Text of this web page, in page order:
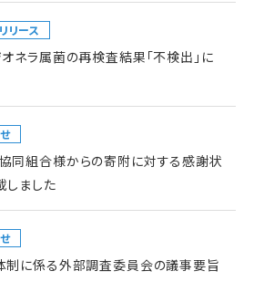
リース
ネラ属菌の再検査結果「不検出」に
同組合様からの寄附に対する感謝状
しました
に係る外部調査委員会の議事要旨